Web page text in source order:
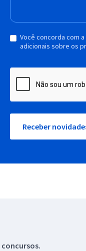
Você concorda com
adicionais sobre os
Receber
concursos.